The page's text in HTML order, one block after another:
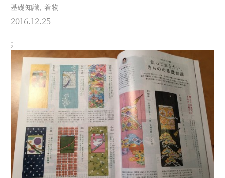
基礎知識 ,着物
2016.12.25
;